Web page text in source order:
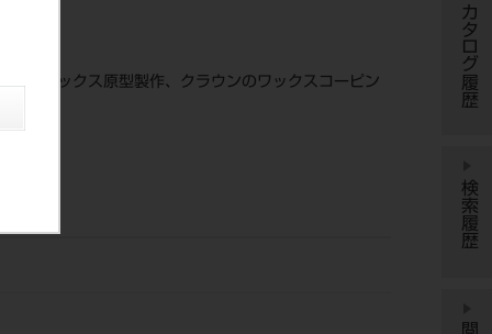
のワックス原型製作、クラウンのワックスコーピン カタログ履歴
検索履歴